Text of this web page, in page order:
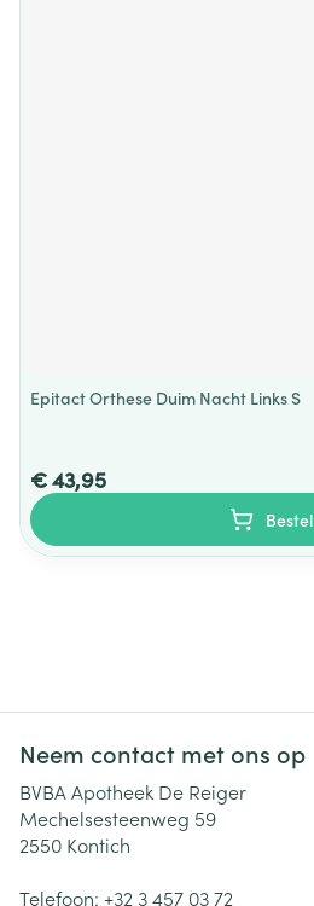
Epitact Orthese Duim Nacht Links S
€ 43,95
Bestel
Neem contact met ons op
BVBA Apotheek De Reiger
Mechelsesteenweg 59
2550 Kontich
Telefoon: +32 3 457 03 72